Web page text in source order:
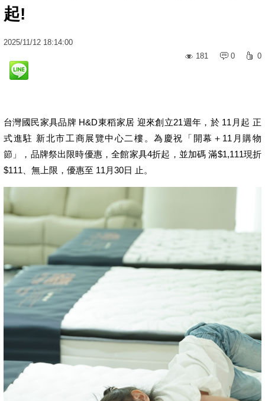
起!
2025/11/12 18:14:00
181
0 0
台灣國民家具品牌 H&D東稻家居 迎來創立21週年，於 11月起 正
式進駐 新北市工商展覽中心二樓。為慶祝「開幕＋11月購物
節」，品牌祭出限時優惠，全館家具4折起，並加碼 滿$1,111現折
$111、無上限，優惠至 11月30日 止。